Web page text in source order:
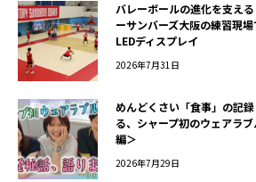
バレーボールの進化を支え
ーサンバーズ大阪の練習現
LEDディスプレイ
2026年7月31日
めんどくさい「食事」の記
る、シャープ初のウェアラ
編＞
2026年7月29日